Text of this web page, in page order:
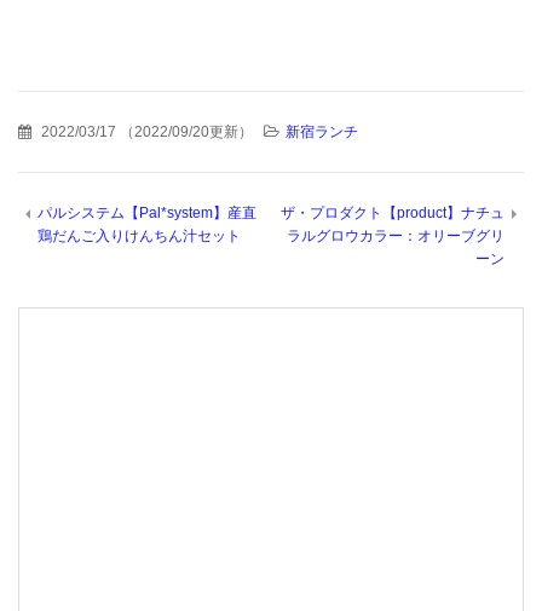
2022/03/17 （2022/09/20更新） 新宿ランチ
パルシステム【Pal*system】産直
鶏だんご入りけんちん汁セット
ザ・プロダクト【product】ナチュ
ラルグロウカラー：オリーブグリ
ーン